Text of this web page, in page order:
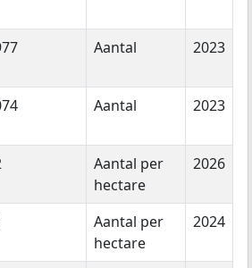
Aantal 2023
Aantal 2023
Aantal per
hectare
2026
Aantal per
hectare
2024